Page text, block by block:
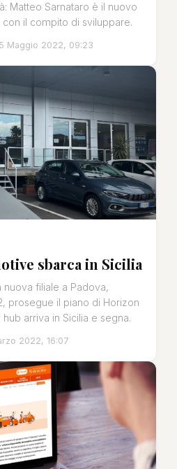
Matteo Sarnataro è il nuovo
il compito di sviluppare.
Maggio 2022, 09:23
sbarca in Sicilia
nuova filiale a Padova,
prosegue il piano di Horizon
arriva in Sicilia e segna.
2022, 16:07